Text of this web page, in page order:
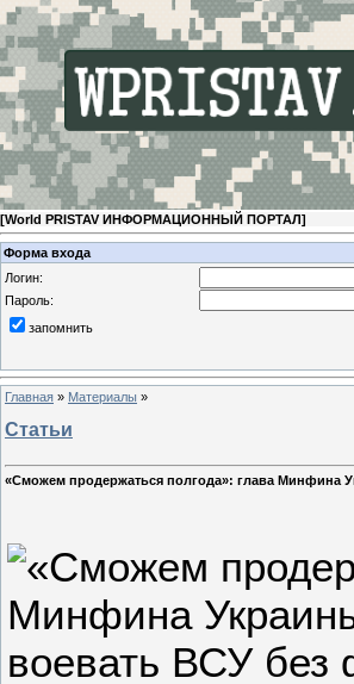
[World PRISTAV ИНФОРМАЦИОННЫЙ ПОРТАЛ]
Форма входа
Логин:
Пароль:
запомнить
Главная » Материалы »
Статьи
«Сможем продержаться полгода»: глава Минфина